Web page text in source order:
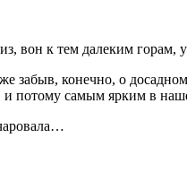
вон к тем далеким горам,
забыв, конечно, о
потому самым ярким в